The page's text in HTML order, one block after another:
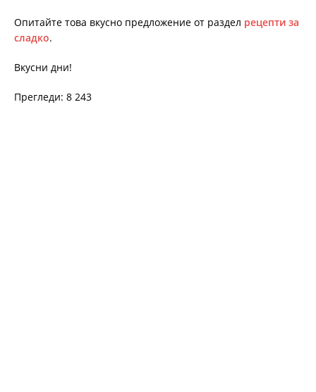
Опитайте това вкусно предложение от раздел рецепти за
сладко.
Вкусни дни!
Прегледи: 8 243